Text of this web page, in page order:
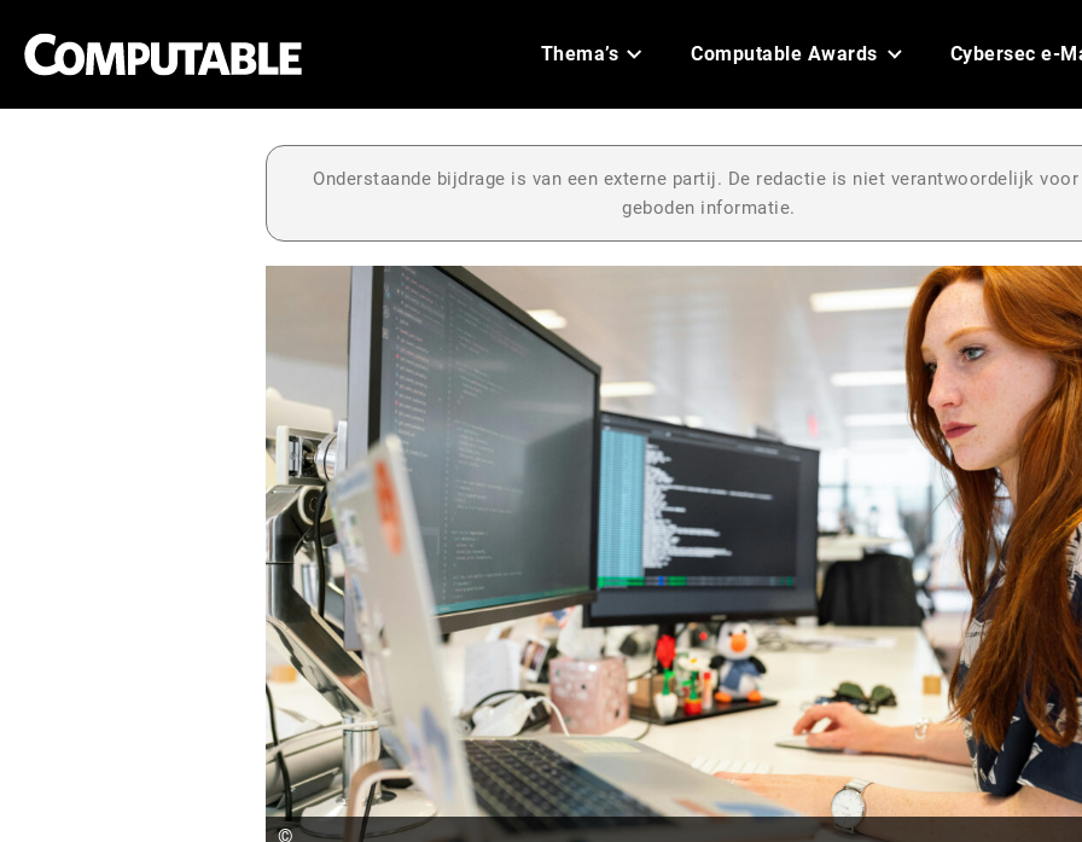
Thema’s Computable Awards Cybersec e-
Onderstaande bijdrage is van een externe partij. De redactie is niet verantwoordelijk voor
geboden informatie.
©